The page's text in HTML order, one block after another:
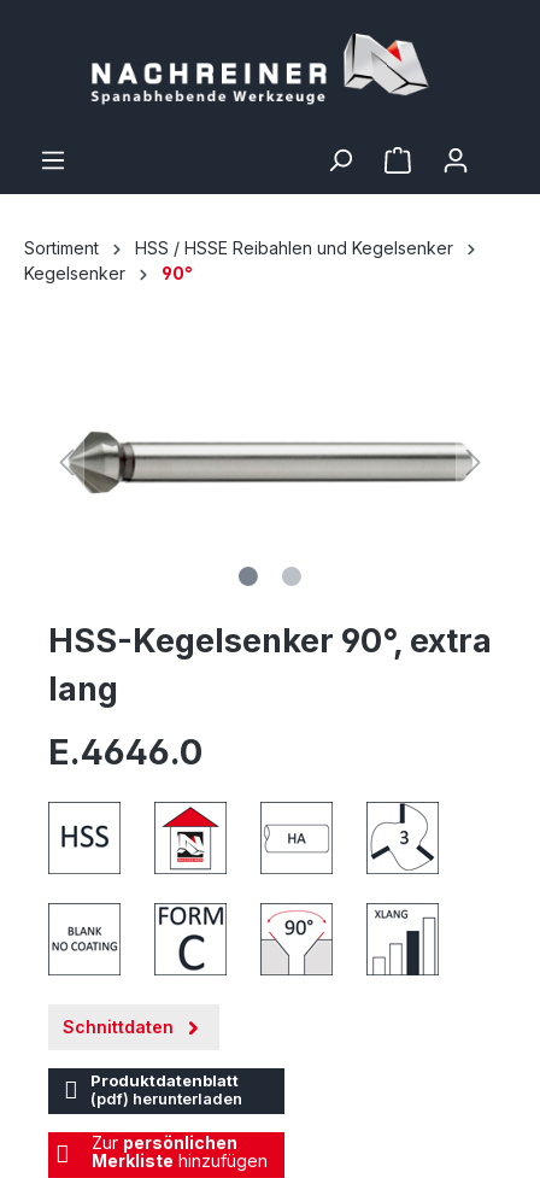
Sortiment
HSS / HSSE Reibahlen und Kegelsenker
Kegelsenker
90°
HSS-Kegelsenker 90°, extra
lang
E.4646.0
Schnittdaten
Produktdatenblatt
(pdf) herunterladen
Zur persönlichen
Merkliste hinzufügen